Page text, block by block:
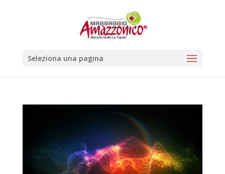
Seleziona una pagina